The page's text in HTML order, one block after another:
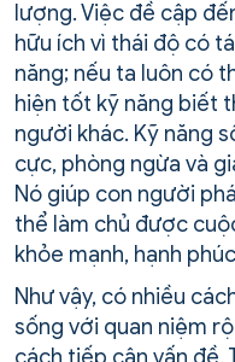
lượng. Việc đề cập
hữu ích vì thái độ có
năng; nếu ta luôn có
hiện tốt kỹ năng biết
người khác. Kỹ năng
cực, phòng ngừa và
Nó giúp con người
thể làm chủ được
khỏe mạnh, hạnh
Như vậy, có nhiều
sống với quan niệm